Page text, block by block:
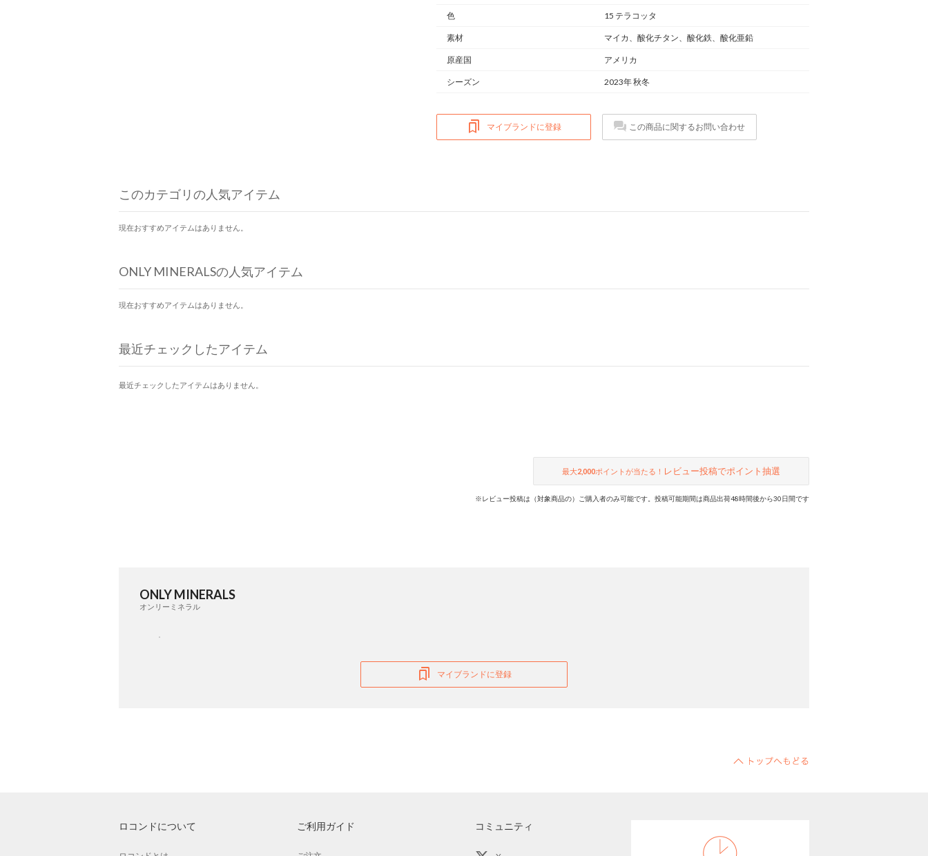
色 15 テラコッタ
素材 マイカ、酸化チタン、酸化鉄、酸化亜鉛
原産国 アメリカ
シーズン 2023年 秋冬
マイブランドに登録 この商品に関するお問い合わせ
このカテゴリの人気アイテム
現在おすすめアイテムはありません。
ONLY MINERALSの人気アイテム
現在おすすめアイテムはありません。
最近チェックしたアイテム
最近チェックしたアイテムはありません。
最大2,000ポイントが当たる！ レビュー投稿でポイント抽選
※レビュー投稿は（対象商品の）ご購入者のみ可能です。投稿可能期間は商品出荷48時間後から30日間です
ONLY MINERALS
オンリーミネラル
マイブランドに登録
ロコンドについて ご利用ガイド コミュニティ